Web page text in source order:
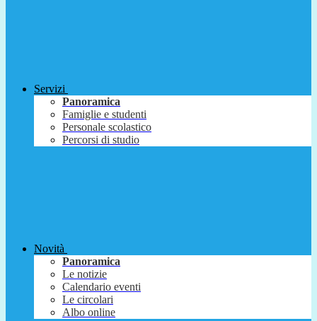
Servizi
Panoramica
Famiglie e studenti
Personale scolastico
Percorsi di studio
Novità
Panoramica
Le notizie
Calendario eventi
Le circolari
Albo online